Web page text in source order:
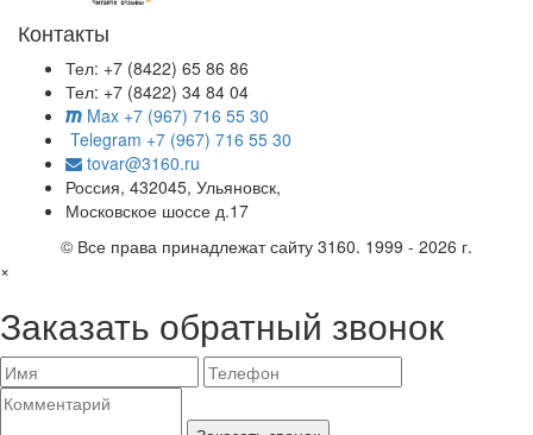
Контакты
Тел: +7 (8422) 65 86 86
Тел: +7 (8422) 34 84 04
Max +7 (967) 716 55 30
Telegram +7 (967) 716 55 30
tovar@3160.ru
Россия, 432045, Ульяновск,
Московское шоссе д.17
© Все права принадлежат сайту 3160. 1999 - 2026 г.
×
Заказать обратный звонок